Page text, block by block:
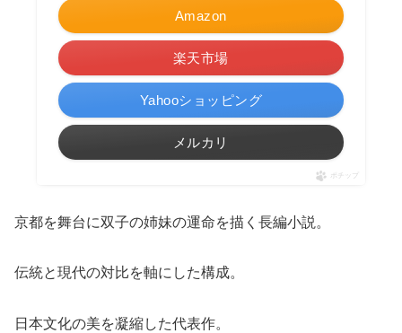
Amazon
楽天市場
Yahooショッピング
メルカリ
ポチップ
京都を舞台に双子の姉妹の運命を描く長編小説。
伝統と現代の対比を軸にした構成。
日本文化の美を凝縮した代表作。